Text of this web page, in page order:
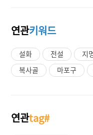
연관키워드
설화 전설 지
복사골
마포구
연관tag#